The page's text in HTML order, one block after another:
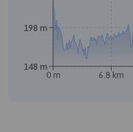
0 m 6.8 km
148 m
198 m